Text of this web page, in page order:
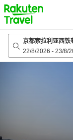
to
top
page
京都索拉利亚西铁
22/8/2026 - 23/8/